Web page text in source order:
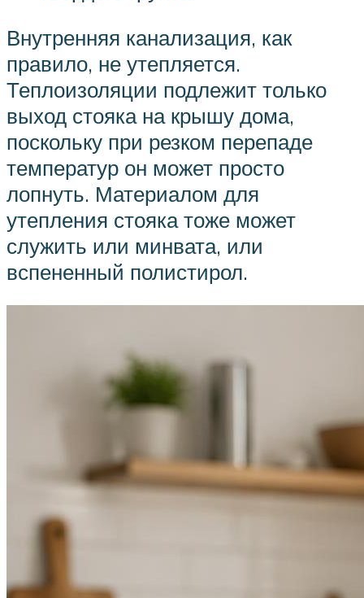
Внутренняя канализация, как
правило, не утепляется.
Теплоизоляции подлежит только
выход стояка на крышу дома,
поскольку при резком перепаде
температур он может просто
лопнуть. Материалом для
утепления стояка тоже может
служить или минвата, или
вспененный полистирол.